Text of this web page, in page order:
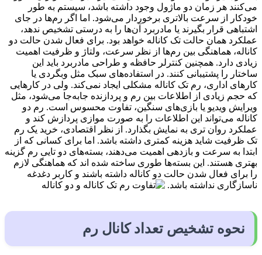
می‌کنند هر زمان دو ماژول وجود داشته باشد، سیستم به طور
خودکار از سرعت بالاتری برخوردار می‌شود. اما اگر رم‌ها در جای
اشتباهی قرار بگیرند یا مادربرد آن‌ها را به درستی تشخیص ندهد،
عملکرد همان حالت تک کاناله خواهد بود. برای فعال شدن حالت دو
کاناله، هماهنگی بین رم‌ها از نظر سرعت، ولتاژ و ظرفیت اهمیت
زیادی دارد. همچنین کنترلر حافظه و طراحی مادربرد باید این
ساختار را پشتیبانی کنند. در استفاده‌های سبک مثل وبگردی یا
کارهای اداری، رم تک کاناله مشکلی ایجاد نمی‌کند. ولی در کارهایی
که حجم زیادی از اطلاعات بین رم و پردازنده جابه‌جا می‌شود، مثل
ویرایش ویدیو یا بازی‌های سنگین، تفاوت محسوس است. رم دو
کاناله می‌تواند این اطلاعات را به صورت موازی پردازش کند و
عملکرد روان تری به نمایش بگذارد. از نظر اقتصادی، خرید یک رم
تک ظرفیت شاید هزینه کمتری داشته باشد. اما برای کسانی که از
ابتدا به سرعت و بازدهی اهمیت می‌دهند، بسته‌های دو تایی رم گزینه
بهتری هستند. این بسته‌ها طوری ساخته شده اند که هماهنگی لازم
را برای فعال شدن حالت دو کاناله داشته باشند و کاربر دغدغه
ناسازگاری نداشته باشد.
نحوه تشخیص تعداد کانال رم